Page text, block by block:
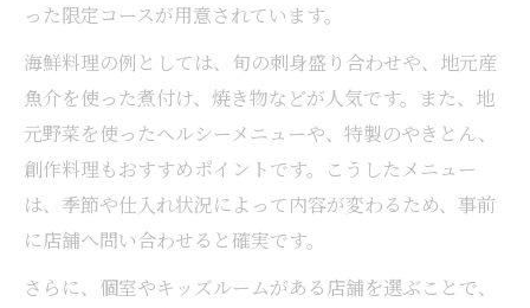
った限定コースが用意されています。
海鮮料理の例としては、旬の刺身盛り合わせや、地元産
魚介を使った煮付け、焼き物などが人気です。また、地
元野菜を使ったヘルシーメニューや、特製のやきとん、
創作料理もおすすめポイントです。こうしたメニュー
は、季節や仕入れ状況によって内容が変わるため、事前
に店舗へ問い合わせると確実です。
さらに、個室やキッズルームがある店舗を選ぶことで、